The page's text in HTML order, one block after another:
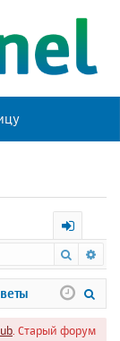
х
о
д
Поиск
. Старый форум